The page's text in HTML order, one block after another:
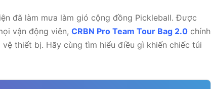
đã làm mưa làm gió cộng đồng Pickleball. Được
vận động viên, CRBN Pro Team Tour Bag 2.0 chính
thiết bị. Hãy cùng tìm hiểu điều gì khiến chiếc túi